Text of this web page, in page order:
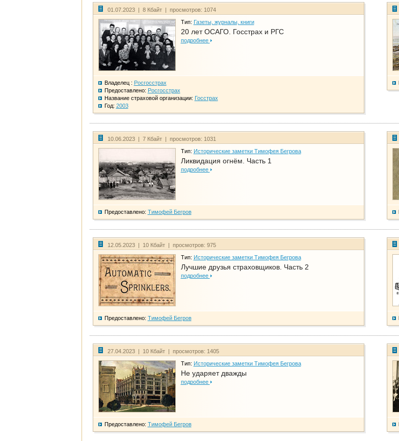
01.07.2023 | 8 Кбайт | просмотров: 1074
Тип: Газеты, журналы, книги
20 лет ОСАГО. Госстрах и РГС
подробнее
Владелец : Росгосстрах
Предоставлено: Росгосстрах
Название страховой организации: Госстрах
Год: 2003
10.06.2023 | 7 Кбайт | просмотров: 1031
Тип: Исторические заметки Тимофея Бегрова
Ликвидация огнём. Часть 1
подробнее
Предоставлено: Тимофей Бегров
12.05.2023 | 10 Кбайт | просмотров: 975
Тип: Исторические заметки Тимофея Бегрова
Лучшие друзья страховщиков. Часть 2
подробнее
Предоставлено: Тимофей Бегров
27.04.2023 | 10 Кбайт | просмотров: 1405
Тип: Исторические заметки Тимофея Бегрова
Не ударяет дважды
подробнее
Предоставлено: Тимофей Бегров